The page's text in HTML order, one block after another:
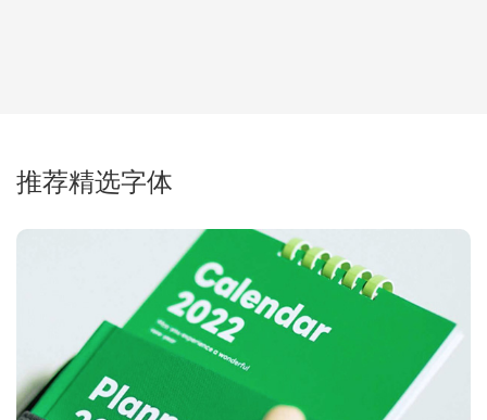
推荐精选字体